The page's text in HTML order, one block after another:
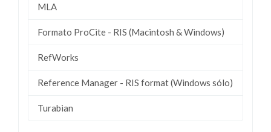
MLA
Formato ProCite - RIS (Macintosh & Windows)
RefWorks
Reference Manager - RIS format (Windows sólo)
Turabian